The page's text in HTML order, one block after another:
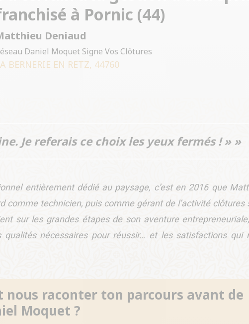
à Pornic (44)
Deniaud
Daniel Moquet Signe Vos Clôtures
BERNERIE EN RETZ, 44760
Je referais ce choix les yeux fermés ! » »
entièrement dédié au paysage, c’est en 2016 que
comme technicien, puis comme gérant de l’activité clôtures
sur les grandes étapes de son aventure
qualités nécessaires pour réussir… et les satisfactions qui
nous raconter ton parcours avant de
Moquet ?